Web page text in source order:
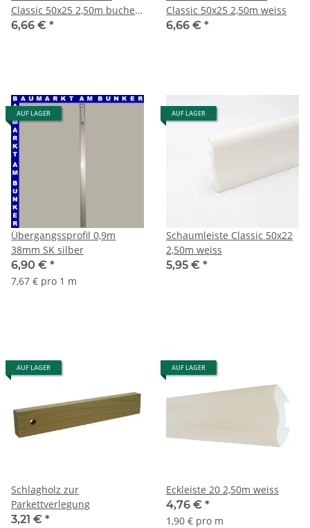
Classic 50x25 2,50m buche
gelb
6,66 € *
Classic 50x25 2,50m weiss
6,66 € *
AUF LAGER
Übergangssprofil 0,9m
38mm SK silber
6,90 € *
7,67 € pro 1 m
AUF LAGER
Schaumleiste Classic 50x22
2,50m weiss
5,95 € *
AUF LAGER
Schlagholz zur
Parkettverlegung
3,21 € *
AUF LAGER
Eckleiste 20 2,50m weiss
4,76 € *
1,90 € pro m